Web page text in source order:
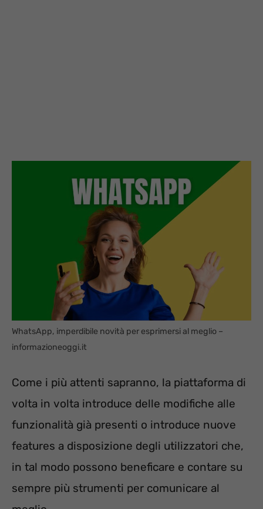
WhatsApp, imperdibile novità per esprimersi al meglio –
informazioneoggi.it
Come i più attenti sapranno, la piattaforma di
volta in volta introduce delle modifiche alle
funzionalità già presenti o introduce nuove
features a disposizione degli utilizzatori che,
in tal modo possono beneficare e contare su
sempre più strumenti per comunicare al